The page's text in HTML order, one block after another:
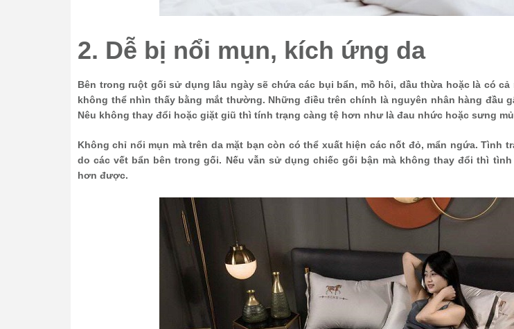
2. Dễ bị nổi mụn, kích ứng da
Bên trong ruột gối sử dụng lâu ngày sẽ chứa các bụi bẩn, mồ hôi, dầu thừa hoặc là có
không thể nhìn thấy bằng mắt thường. Những điều trên chính là nguyên nhân hàng đầu
Nêu không thay đổi hoặc giặt giũ thì tính trạng càng tệ hơn như là đau nhức hoặc sưng
Không chỉ nổi mụn mà trên da mặt bạn còn có thể xuất hiện các nốt đỏ, mẩn ngứa. Tình
do các vết bẩn bên trong gối. Nếu vẫn sử dụng chiếc gối bận mà không thay đổi thì
hơn được.